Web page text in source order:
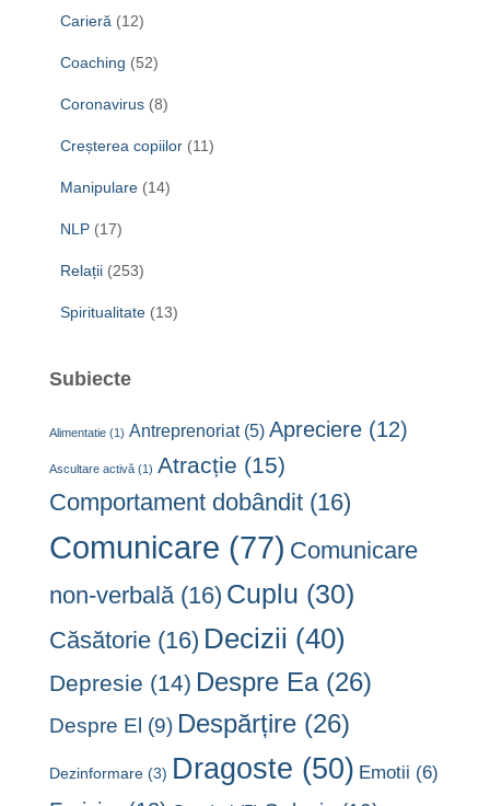
Carieră (12)
Coaching (52)
Coronavirus (8)
Creșterea copiilor (11)
Manipulare (14)
NLP (17)
Relații (253)
Spiritualitate (13)
Subiecte
Alimentatie (1) Antreprenoriat(5) Apreciere (12)
Ascultare activă (1) Atracție (15)
Comportament dobândit (16)
Comunicare (77) Comunicare
non-verbală (16) Cuplu (30)
Căsătorie (16) Decizii (40)
Depresie (14) Despre Ea(26)
Despre El (9) Despărțire (26)
Dezinformare (3) Dragoste (50) Emotii (6)